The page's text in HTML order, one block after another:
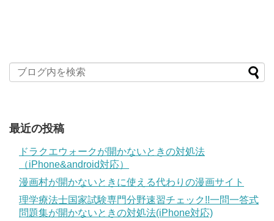
最近の投稿
ドラクエウォークが開かないときの対処法
（iPhone&android対応）
漫画村が開かないときに使える代わりの漫画サイト
理学療法士国家試験専門分野速習チェック!!一問一答式
問題集が開かないときの対処法(iPhone対応)